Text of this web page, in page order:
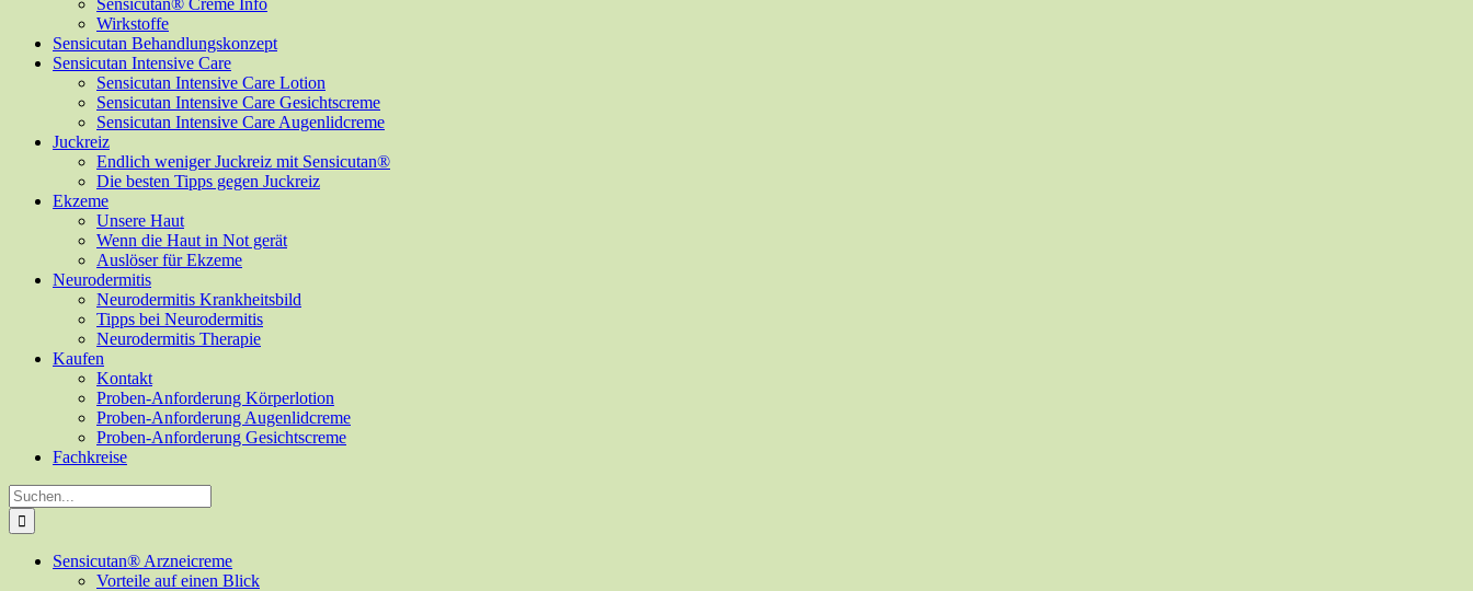
Sensicutan® Creme Info
Wirkstoffe
Sensicutan Behandlungskonzept
Sensicutan Intensive Care
Sensicutan Intensive Care Lotion
Sensicutan Intensive Care Gesichtscreme
Sensicutan Intensive Care Augenlidcreme
Juckreiz
Endlich weniger Juckreiz mit Sensicutan®
Die besten Tipps gegen Juckreiz
Ekzeme
Unsere Haut
Wenn die Haut in Not gerät
Auslöser für Ekzeme
Neurodermitis
Neurodermitis Krankheitsbild
Tipps bei Neurodermitis
Neurodermitis Therapie
Kaufen
Kontakt
Proben-Anforderung Körperlotion
Proben-Anforderung Augenlidcreme
Proben-Anforderung Gesichtscreme
Fachkreise
Suche
nach:
Sensicutan® Arzneicreme
Vorteile auf einen Blick